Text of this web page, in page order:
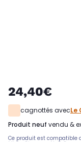
24,40€
cagnottés avecLe
produit neuf vendu &
Ce produit est compatible